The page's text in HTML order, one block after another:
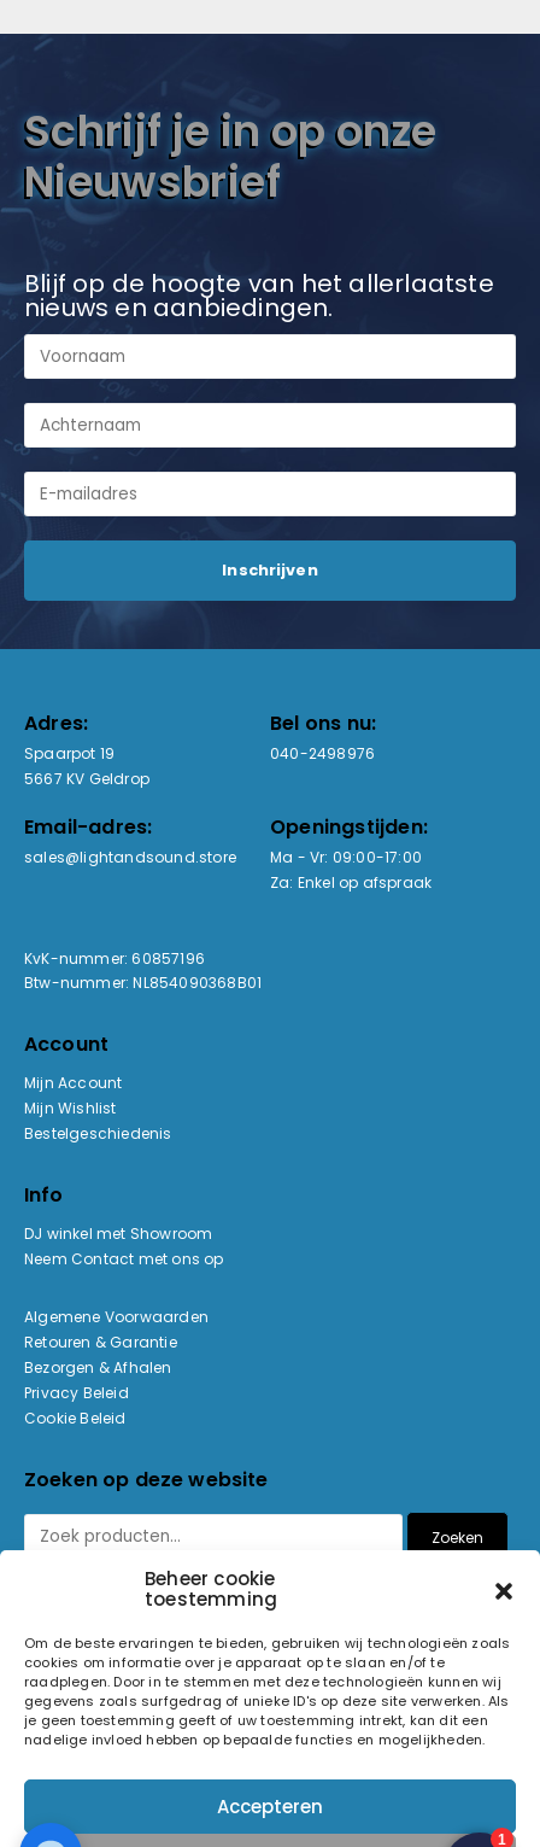
Beheer cookie
toestemming
Om de beste ervaringen te bieden, gebruiken wij technologieën zoals
cookies om informatie over je apparaat op te slaan en/of te
raadplegen. Door in te stemmen met deze technologieën kunnen wij
gegevens zoals surfgedrag of unieke ID's op deze site verwerken. Als
je geen toestemming geeft of uw toestemming intrekt, kan dit een
nadelige invloed hebben op bepaalde functies en mogelijkheden.
Accepteren
Schrijf je in op onze
Nieuwsbrief
Blijf op de hoogte van het allerlaatste
nieuws en aanbiedingen.
Adres:
Spaarpot 19
5667 KV Geldrop
Bel ons nu:
040-2498976
Email-adres:
sales@lightandsound.store
Openingstijden:
Ma - Vr: 09:00-17:00
Za: Enkel op afspraak
KvK-nummer: 60857196
Btw-nummer: NL854090368B01
Account
Mijn Account
Mijn Wishlist
Bestelgeschiedenis
Info
DJ winkel met Showroom
Neem Contact met ons op
Algemene Voorwaarden
Retouren & Garantie
Bezorgen & Afhalen
Privacy Beleid
Cookie Beleid
Zoeken op deze website
Zoeken
© 2026 Light and Sound Factory. Alle rechten voorbehouden.